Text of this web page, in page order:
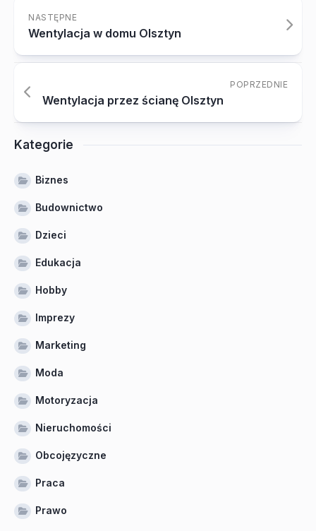
NASTĘPNE
Wentylacja w domu Olsztyn
POPRZEDNIE
Wentylacja przez ścianę Olsztyn
Kategorie
Biznes
Budownictwo
Dzieci
Edukacja
Hobby
Imprezy
Marketing
Moda
Motoryzacja
Nieruchomości
Obcojęzyczne
Praca
Prawo